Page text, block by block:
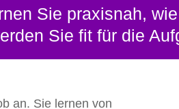
Sie praxisnah,
Sie fit für die
an. Sie lernen von